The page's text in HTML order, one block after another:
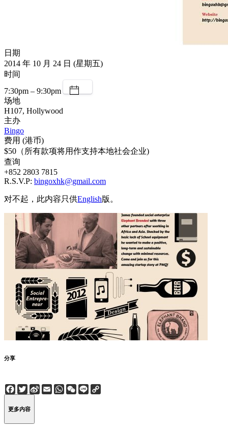
日期
2014 年 10 月 24 日 (星期五)
时间
7:30pm – 9:30pm
场地
H107, Hollywood
主办
Bingo
费用 (港币)
$50（所有款项将用作支持本地社会企业)
查询
+852 2803 7815
R.S.V.P: bingoxhk@gmail.com
对不起，此内容只供English版。
分享
Facebook
Twitter
Sina
Weibo
EmailWhatsApp
WeChat
Line
更多内容